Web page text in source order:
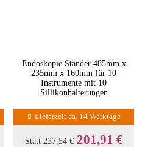
Endoskopie Ständer 485mm x
235mm x 160mm für 10
Instrumente mit 10
Sillikonhalterungen
Lieferzeit ca. 14 Werktage
Statt237,54 € 201,91 €